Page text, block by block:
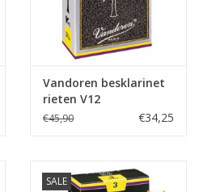
Vandoren besklarinet
rieten V12
€45,90 €34,25
SALE